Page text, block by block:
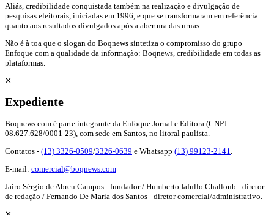
Aliás, credibilidade conquistada também na realização e divulgação de
pesquisas eleitorais, iniciadas em 1996, e que se transformaram em referência
quanto aos resultados divulgados após a abertura das urnas.
Não é à toa que o slogan do Boqnews sintetiza o compromisso do grupo
Enfoque com a qualidade da informação: Boqnews, credibilidade em todas as
plataformas.
✕
Expediente
Boqnews.com é parte integrante da Enfoque Jornal e Editora (CNPJ
08.627.628/0001-23), com sede em Santos, no litoral paulista.
Contatos - (13) 3326-0509/3326-0639 e Whatsapp (13) 99123-2141
E-mail: comercial@boqnews.com
Jairo Sérgio de Abreu Campos - fundador / Humberto Iafullo Challoub - diretor
de redação / Fernando De Maria dos Santos - diretor comercial/administrativo.